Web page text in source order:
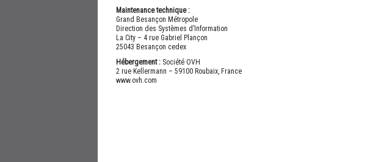
Maintenance technique :
Grand Besançon Métropole
Direction des Systèmes d’Information
La City – 4 rue Gabriel Plançon
25043 Besançon cedex
Hébergement : Société OVH
2 rue Kellermann – 59100 Roubaix, France
www.ovh.com